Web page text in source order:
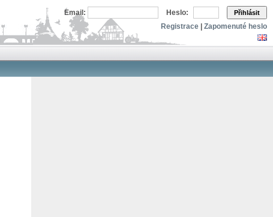
Email: Heslo: Přihlásit
Registrace Zapomenuté heslo